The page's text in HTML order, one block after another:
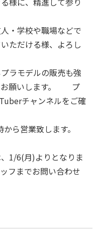
・学校や職場などで
ただける様、よろし
ラモデルの販売も強
お願いします。 プ
チャンネルをご確
ら営業致します。
1/6(月)よりとなりま
フまでお問い合わせ